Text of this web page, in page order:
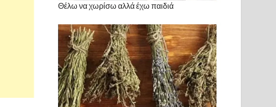
Θέλω να χωρίσω αλλά έχω παιδιά